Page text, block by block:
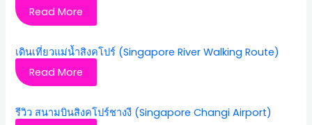
Read More
เดินเที่ยวแม่น้ำสิงคโปร์ (Singapore River Walking Route)
Read More
รีวิว สนามบินสิงคโปร์ชางงี (Singapore Changi Airport)